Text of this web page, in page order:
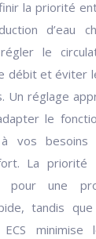
la priorité
d’eau
le
débit et éviter
Un réglage
le
à vos besoins
La priorité
pour une
tandis
ECS